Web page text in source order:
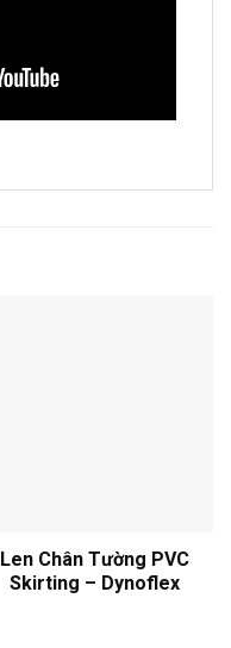
Len Chân Tường PVC
Skirting – Dynoflex